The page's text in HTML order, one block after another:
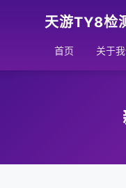
天游TY8检
首页 关于